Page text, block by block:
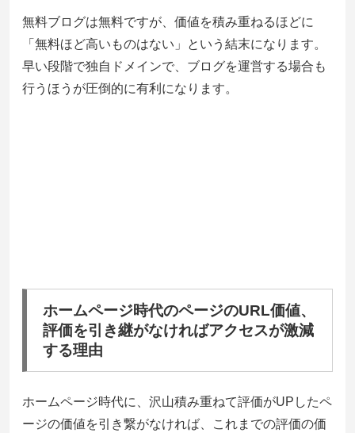
無料ブログは無料ですが、価値を積み重ねるほどに
「無料ほど高いものはない」という結末になります。
早い段階で独自ドメインで、ブログを運営する場合も
行うほうが圧倒的に有利になります。
ホームページ時代のページのURL価値、
評価を引き継がなければアクセスが激減
する理由
ホームページ時代に、沢山積み重ねて評価がUPしたペ
ージの価値を引き繋がなければ、これまでの評価の価